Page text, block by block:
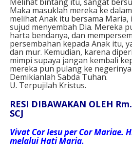
Maka masuklah mereka ke
melihat Anak itu bersama Maria,
sujud menyembah Dia. Mereka
harta bendanya, dan
persembahan kepada Anak itu,
dan mur. Kemudian, karena
mimpi supaya jangan kembali
mereka pun pulang ke
Demikianlah Sabda Tuhan.
U. Terpujilah Kristus.
RESI DIBAWAKAN OLEH
SCJ
Vivat Cor Iesu per Cor Mariae.
melalui Hati Maria.